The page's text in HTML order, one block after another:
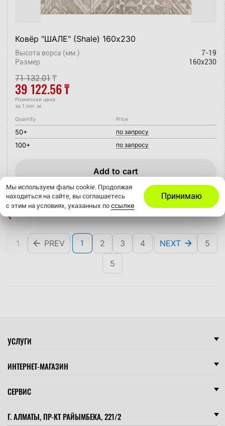
Ковёр "ШАЛЕ" (Shale) 160х230
Высота ворса (мм.)
7-19
Размер
160x230
71 132.01₸
39 122.56₸
Розничная цена
за 1 пог. м.
Quantity
50+
100+
Price
по запросу
по запросу
Add to cart
1 PREV 1 2 3
4
5
NEXT 5
Мы используем фалы cookie. Продолжая
находиться на сайте, вы соглашаетесь
с этим на условиях, указанных по ссылке
Принимаю
УСЛУГИ
ИНТЕРНЕТ-МАГАЗИН
СЕРВИС
Г. АЛМАТЫ, ПР-КТ РАЙЫМБЕКА, 221/2